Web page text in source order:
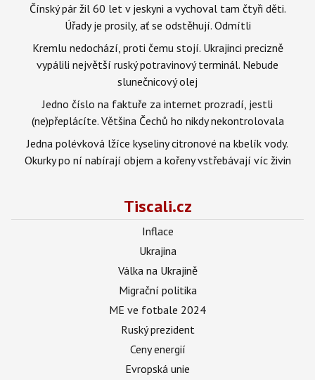
Čínský pár žil 60 let v jeskyni a vychoval tam čtyři děti.
Úřady je prosily, ať se odstěhují. Odmítli
Kremlu nedochází, proti čemu stojí. Ukrajinci precizně
vypálili největší ruský potravinový terminál. Nebude
slunečnicový olej
Jedno číslo na faktuře za internet prozradí, jestli
(ne)přeplácíte. Většina Čechů ho nikdy nekontrolovala
Jedna polévková lžíce kyseliny citronové na kbelík vody.
Okurky po ní nabírají objem a kořeny vstřebávají víc živin
Tiscali.cz
Inflace
Ukrajina
Válka na Ukrajině
Migrační politika
ME ve fotbale 2024
Ruský prezident
Ceny energií
Evropská unie